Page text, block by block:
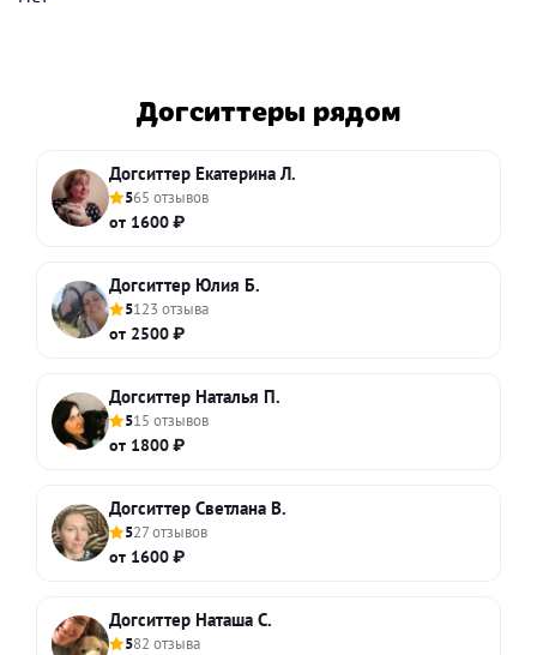
Догситтеры рядом
Догситтер Екатерина Л.
565 отзывов
от 1600 ₽
Догситтер Юлия Б.
5123 отзыва
от 2500 ₽
Догситтер Наталья П.
515 отзывов
от 1800 ₽
Догситтер Светлана В.
527 отзывов
от 1600 ₽
Догситтер Наташа С.
582 отзыва